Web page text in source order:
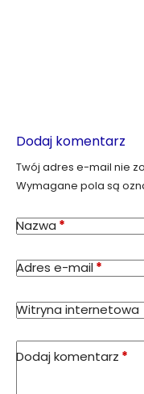
Dodaj komentarz
Twój adres e-mail nie
Wymagane pola są
Nazwa *
Adres e-mail*
Witryna internetowa
Dodaj komentarz *